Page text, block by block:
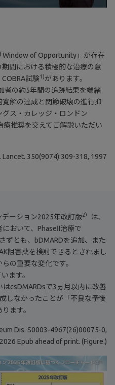
Window of Opportunity」が存在
間における積極的な治療の意
試験1)があります。
者の約5年間の追跡結果を端緒
解の達成と関節破壊の進行抑
ス・カレッジ・ロンドン
療推奨を交えてご解説いただい
Lancet. 350(9074):309-318, 1997
デーション2025年改訂版2）
は、
おいて、PhaseⅡ治療で
ずとも、bDMARDを追加、また
阻害薬を検討できるとされまし
の重要な変化です。
ます。
はcsDMARDsで3ヵ月以内に改善
しなかったことが「不良な予後
ます。
Dis. S0003-4967(26)00075-0,
2026 Epub ahead of print. (Figure.)